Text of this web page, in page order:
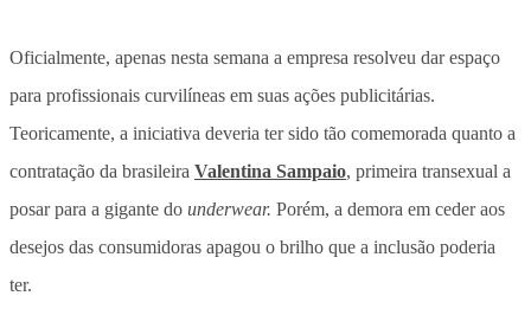
Oficialmente, apenas nesta semana a empresa resolveu dar espaço
para profissionais curvilíneas em suas ações publicitárias.
Teoricamente, a iniciativa deveria ter sido tão comemorada quanto a
contratação da brasileira Valentina Sampaio, primeira transexual a
posar para a gigante do underwear. Porém, a demora em ceder aos
desejos das consumidoras apagou o brilho que a inclusão poderia
ter.